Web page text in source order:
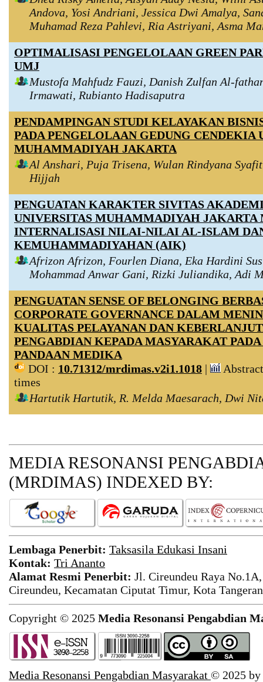
Andova, Yosi Andriani, Jessica Dwi Amalya,
Muhamad Reza Pahlevi, Ria Astriyani, Asma
OPTIMALISASI PENGELOLAAN GREEN
UMJ
Mustofa Mahfudz Fauzi, Danish Zulfan Al-
Irmawati, Rubianto Hadisaputra
PENDAMPINGAN STUDI KELAYAKAN
PADA PENGELOLAAN GEDUNG CENDEKIA
MUHAMMADIYAH JAKARTA
Al Anshari, Puja Trisena, Wulan Rindyana
Hijjah
PENGUATAN KARAKTER SIVITAS
UNIVERSITAS MUHAMMADIYAH JAKARTA
INTERNALISASI NILAI-NILAI AL-ISLAM
KEMUHAMMADIYAHAN (AIK)
Afrizon Afrizon, Fourlen Diana, Eka Hardini
Mohammad Anwar Gani, Rizki Juliandika, Adi
PENGUATAN SENSE OF BELONGING
CORPORATE GOVERNANCE DALAM
KUALITAS PELAYANAN DAN
PENGABDIAN KEPADA MASYARAKAT
PANDAAN MEDIKA
DOI : 10.71312/mrdimas.v2i1.1018 |
times
Hartutik Hartutik, R. Melda Maesarach, Dwi
MEDIA RESONANSI
(MRDIMAS) INDEXED BY:
Lembaga Penerbit: Taksasila Edukasi Insani
Kontak: Tri Ananto
Alamat Resmi Penerbit: Jl. Cireundeu Raya
Cireundeu, Kecamatan Ciputat Timur, Kota
Copyright © 2025 Media Resonansi Pengabdian
Media Resonansi Pengabdian Masyarakat © 2025 by